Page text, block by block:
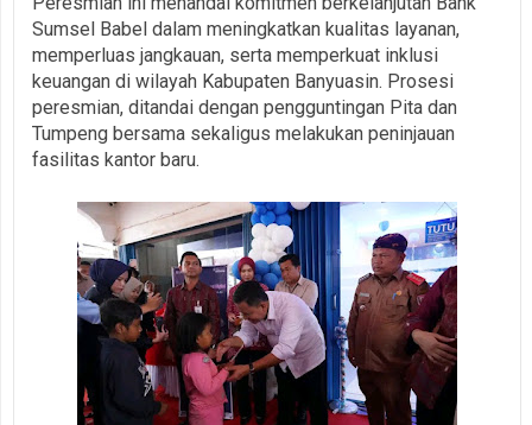
Sumsel Babel dalam meningkatkan kualitas layanan,
memperluas jangkauan, serta memperkuat inklusi
keuangan di wilayah Kabupaten Banyuasin. Prosesi
peresmian, ditandai dengan pengguntingan Pita dan
Tumpeng bersama sekaligus melakukan peninjauan
fasilitas kantor baru.